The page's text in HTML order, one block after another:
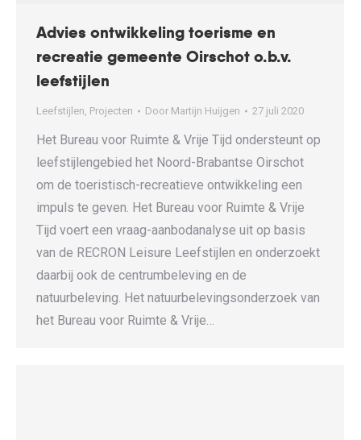
Advies ontwikkeling toerisme en
recreatie gemeente Oirschot o.b.v.
leefstijlen
Leefstijlen, Projecten Door Martijn Huijgen 27 juli 2020
Het Bureau voor Ruimte & Vrije Tijd ondersteunt op
leefstijlengebied het Noord-Brabantse Oirschot
om de toeristisch-recreatieve ontwikkeling een
impuls te geven. Het Bureau voor Ruimte & Vrije
Tijd voert een vraag-aanbodanalyse uit op basis
van de RECRON Leisure Leefstijlen en onderzoekt
daarbij ook de centrumbeleving en de
natuurbeleving. Het natuurbelevingsonderzoek van
het Bureau voor Ruimte & Vrije…